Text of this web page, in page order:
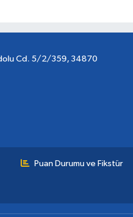
Cd. 5/2/359, 34870
Puan Durumu ve Fikstür